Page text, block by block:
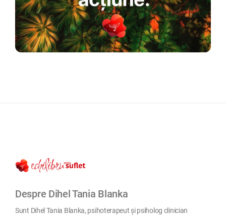
Despre Dihel Tania Blanka
Sunt Dihel Tania Blanka, psihoterapeut și psiholog clinician